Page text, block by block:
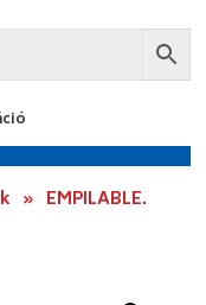
» EMPILABLE.